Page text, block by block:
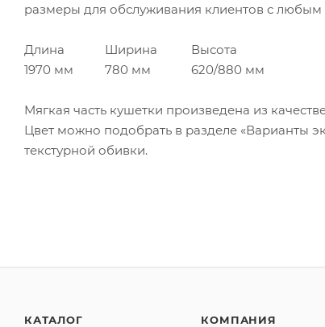
размеры для обслуживания клиентов с любым
Длина Ширина
Высота
1970 мм
780 мм 620/880 мм
Мягкая часть кушетки произведена из
Цвет можно подобрать в разделе «Варианты
текстурной обивки.
КАТАЛОГ КОМПАНИЯ